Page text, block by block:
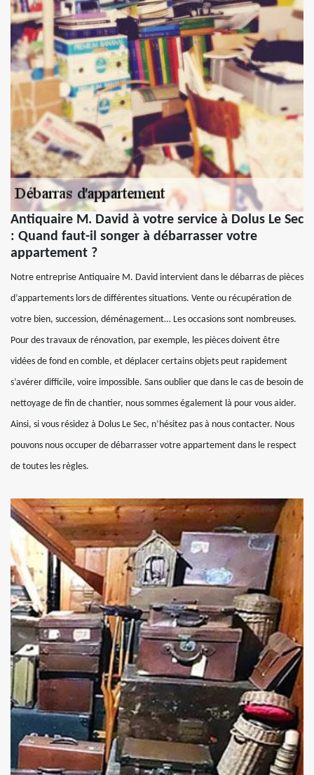
Antiquaire M. David à votre service à Dolus Le Sec
: Quand faut-il songer à débarrasser votre
appartement ?
Notre entreprise Antiquaire M. David intervient dans le débarras de pièces
d’appartements lors de différentes situations. Vente ou récupération de
votre bien, succession, déménagement… Les occasions sont nombreuses.
Pour des travaux de rénovation, par exemple, les pièces doivent être
vidées de fond en comble, et déplacer certains objets peut rapidement
s’avérer difficile, voire impossible. Sans oublier que dans le cas de besoin de
nettoyage de fin de chantier, nous sommes également là pour vous aider.
Ainsi, si vous résidez à Dolus Le Sec, n’hésitez pas à nous contacter. Nous
pouvons nous occuper de débarrasser votre appartement dans le respect
de toutes les règles.